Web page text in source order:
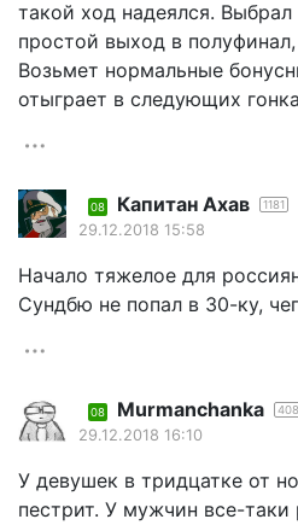
такой ход надеялся. Выбрал
простой выход в
Возьмет нормальные
отыграет в следующих
08 Капитан Ахав 1181
29.12.2018 15:58
Начало тяжелое для
Сундбю не попал в 30-ку,
08 Murmanchanka
29.12.2018 16:10
У девушек в тридцатке от
пестрит. У мужчин все-таки